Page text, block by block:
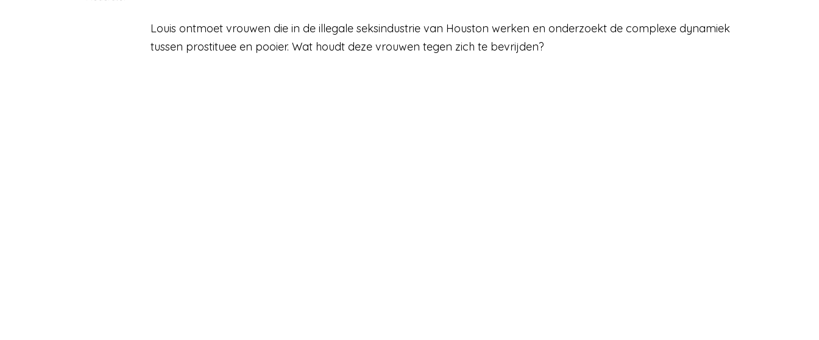
Louis ontmoet vrouwen die in de illegale seksindustrie van Houston werken en onderzoekt de complexe dynamiek
tussen prostituee en pooier. Wat houdt deze vrouwen tegen zich te bevrijden?